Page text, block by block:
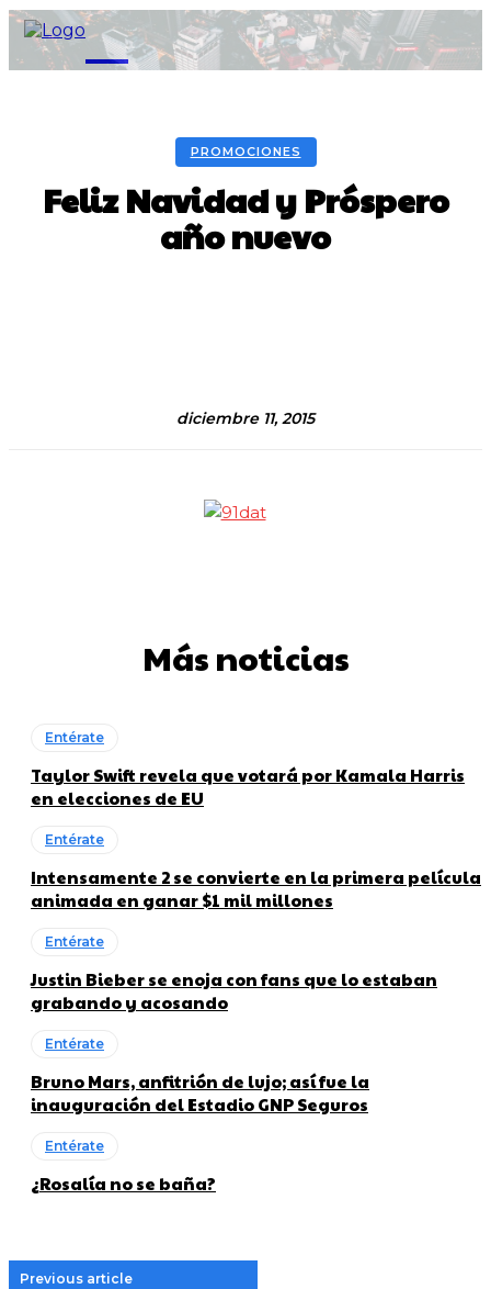
M
PROMOCIONES
Feliz Navidad y Próspero
año nuevo
diciembre 11, 2015
Más noticias
Entérate
Taylor Swift revela que votará por Kamala Harris
en elecciones de EU
Entérate
Intensamente 2 se convierte en la primera película
animada en ganar $1 mil millones
Entérate
Justin Bieber se enoja con fans que lo estaban
grabando y acosando
Entérate
Bruno Mars, anfitrión de lujo; así fue la
inauguración del Estadio GNP Seguros
Entérate
¿Rosalía no se baña?
Previous article